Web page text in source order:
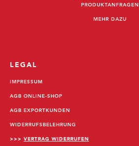
PRODUKTANFRAGEN
MEHR DAZU
LEGAL
IMPRESSUM
AGB ONLINE-SHOP
AGB EXPORTKUNDEN
WIDERRUFSBELEHRUNG
>>> VERTRAG WIDERRUFEN